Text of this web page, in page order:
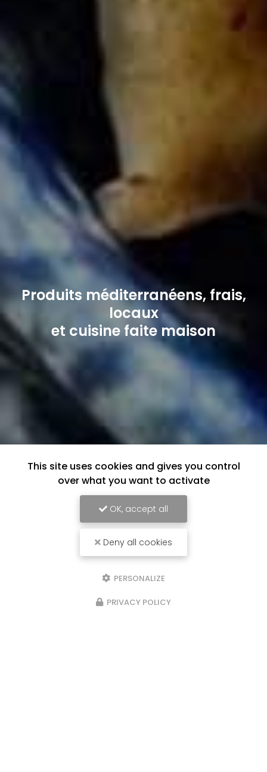
Produits méditerranéens, frais,
locaux
et cuisine faite maison
This site uses cookies and gives you control
over what you want to activate
OK, accept all
Deny all cookies
PERSONALIZE
PRIVACY POLICY